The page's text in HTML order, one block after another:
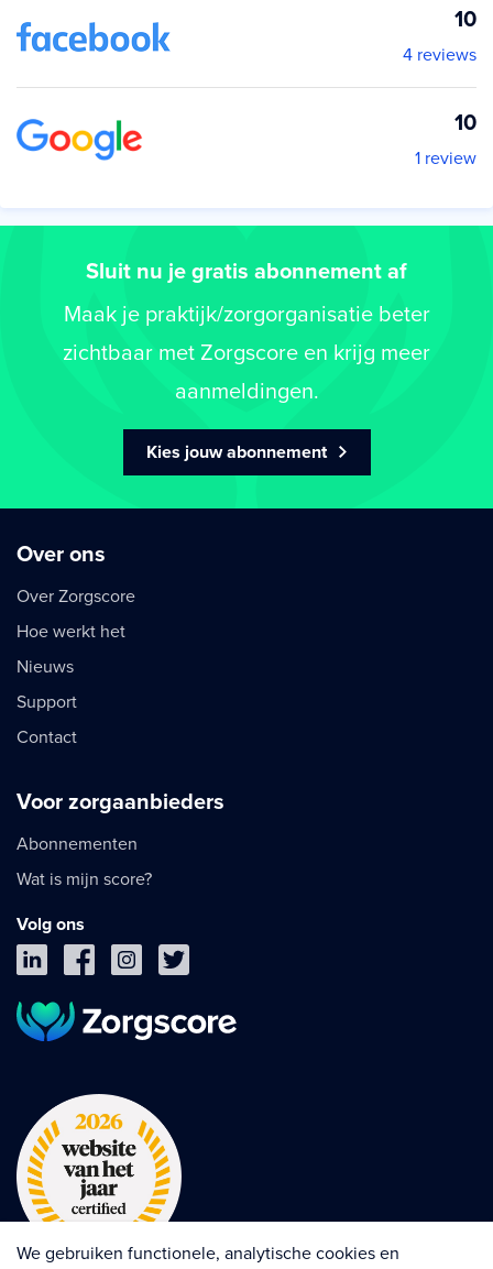
10
4 reviews
10
1 review
Sluit nu je gratis abonnement af
Maak je praktijk/zorgorganisatie beter
zichtbaar met Zorgscore en krijg meer
aanmeldingen.
Kies jouw abonnement
Over ons
Over Zorgscore
Hoe werkt het
Nieuws
Support
Contact
Voor zorgaanbieders
Abonnementen
Wat is mijn score?
Volg ons
We gebruiken functionele, analytische cookies en